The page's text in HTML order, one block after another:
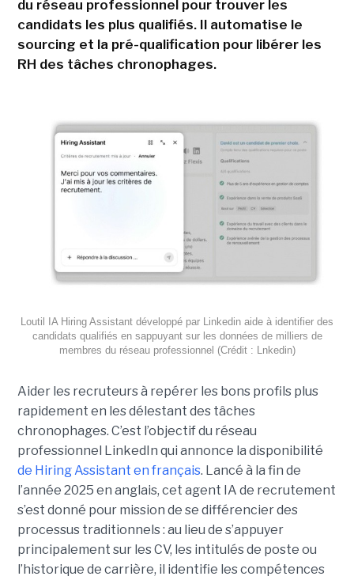
du réseau professionnel pour trouver les
candidats les plus qualifiés. Il automatise le
sourcing et la pré-qualification pour libérer les
RH des tâches chronophages.
Loutil IA Hiring Assistant développé par Linkedin aide à identifier des
candidats qualifiés en sappuyant sur les données de milliers de
membres du réseau professionnel (Crédit : Lnkedin)
Aider les recruteurs à repérer les bons profils plus
rapidement en les délestant des tâches
chronophages. C’est l’objectif du réseau
professionnel LinkedIn qui annonce la disponibilité
de Hiring Assistant en français. Lancé à la fin de
l’année 2025 en anglais, cet agent IA de recrutement
s’est donné pour mission de se différencier des
processus traditionnels : au lieu de s’appuyer
principalement sur les CV, les intitulés de poste ou
l’historique de carrière, il identifie les compétences